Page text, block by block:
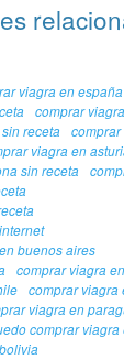
viagra en
comprar
receta
comprar
viagra en
sin receta
buenos aires
comprar viagra
comprar viagra
viagra en
comprar viagra